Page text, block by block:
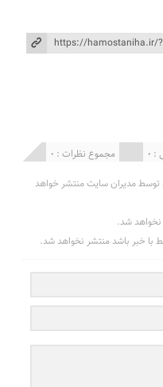
مجموع نظرات : 0 0
توسط مدیران سایت منتشر خواهد
نخواهد شد.
با خبر باشد منتشر نخواهد شد.